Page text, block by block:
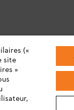
STIHL
(«
site
»